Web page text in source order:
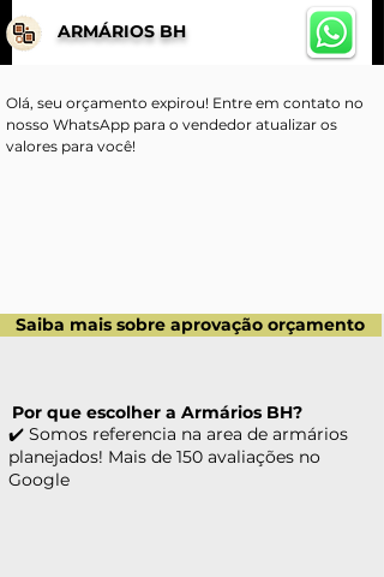
ARMÁRIOS BH
Olá, seu orçamento expirou! Entre em contato no
nosso WhatsApp para o vendedor atualizar os
valores para você!
Saiba mais sobre aprovação orçamento
✔️ Somos referencia na area de armários
planejados! Mais de 150 avaliações no
Google
Por que escolher a Armários BH?